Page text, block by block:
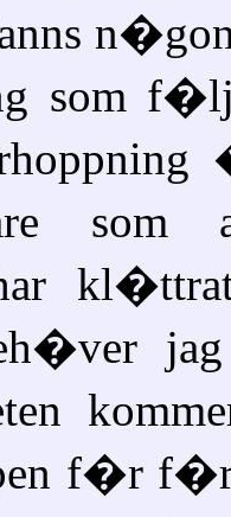
som
som
f�r